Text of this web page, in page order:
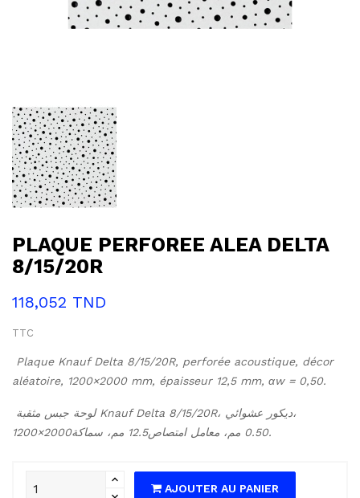
PLAQUE PERFOREE ALEA DELTA
8/15/20R
118,052 TND
TTC
Plaque Knauf Delta 8/15/20R, perforée acoustique, décor
aléatoire, 1200×2000 mm, épaisseur 12,5 mm, αw = 0,50.
لوحة جبس مثقبة Knauf Delta 8/15/20R، ديكور عشوائي،
‎1200×2000مم، سماكة ‎12.5مم، معامل امتصاص ‎0.50.
AJOUTER AU PANIER